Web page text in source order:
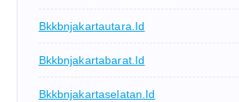
Bkkbnjakartautara.id
Bkkbnjakartabarat.id
Bkkbnjakartaselatan.id